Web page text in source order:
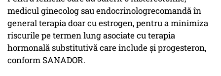
medicul ginecolog sau endocrinologrecomandă în
general terapia doar cu estrogen, pentru a minimiza
riscurile pe termen lung asociate cu terapia
hormonală substitutivă care include și progesteron,
conform SANADOR.